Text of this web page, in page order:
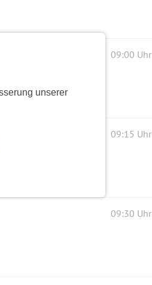
unserer
09:00 Uhr
09:15 Uhr
09:30 Uhr